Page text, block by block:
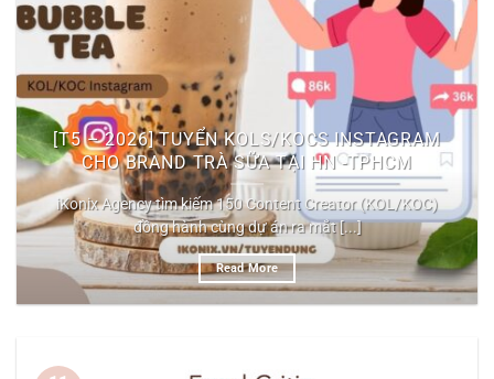
[T5 – 2026] TUYỂN KOLS/KOCS INSTAGRAM
CHO BRAND TRÀ SỮA TẠI HN -TPHCM
iKonix Agency tìm kiếm 150 Content Creator (KOL/KOC)
đồng hành cùng dự án ra mắt [...]
Read More